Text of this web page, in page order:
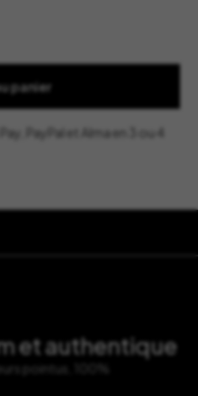
panier
PayPal et Alma en 3 ou 4
et authentique
pointus, 100%